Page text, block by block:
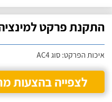
התקנת פרקט
איכות הפרקט: סוג AC4
לצפייה בהצעות